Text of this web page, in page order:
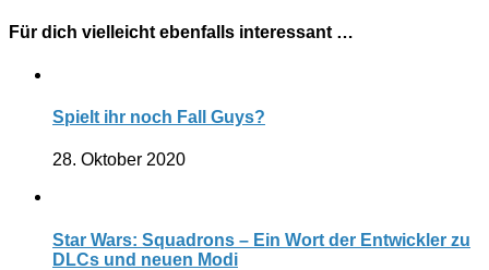
Für dich vielleicht ebenfalls interessant …
Spielt ihr noch Fall Guys?
28. Oktober 2020
Star Wars: Squadrons – Ein Wort der Entwickler zu
DLCs und neuen Modi